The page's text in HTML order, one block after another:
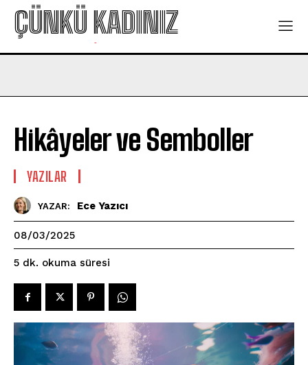
ÇÜNKÜ KADINIZ
-
Hikâyeler ve Semboller
YAZILAR
YAZAR: Ece Yazıcı
08/03/2025
5 dk. okuma süresi